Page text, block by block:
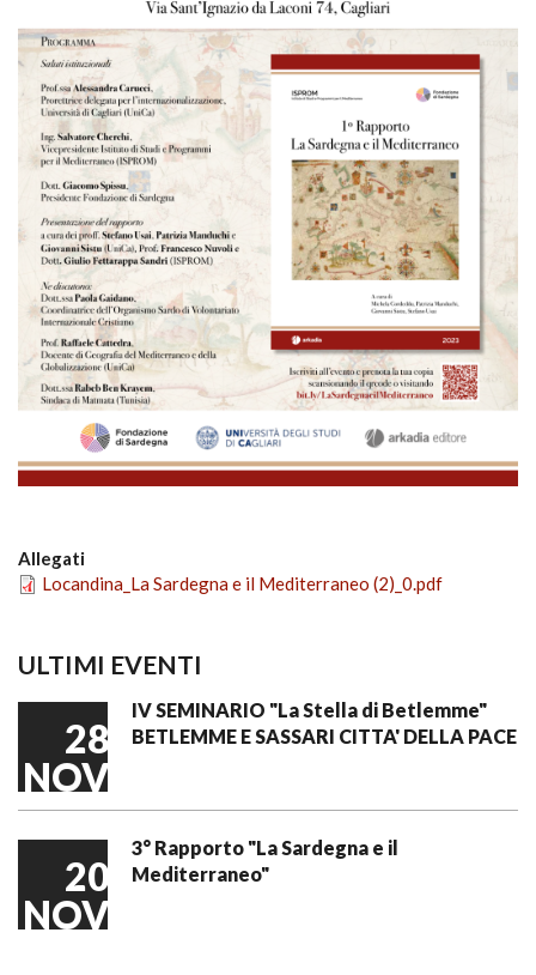
Allegati
Locandina_La Sardegna e il Mediterraneo (2)_0.pdf
ULTIMI EVENTI
28
NOV
IV SEMINARIO "La Stella di Betlemme"
BETLEMME E SASSARI CITTA' DELLA PACE
20
NOV
3° Rapporto "La Sardegna e il
Mediterraneo"